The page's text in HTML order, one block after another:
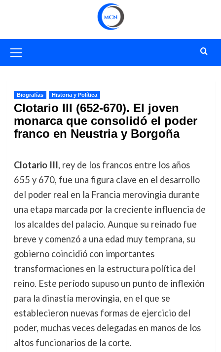
primario
Biografías Historia y Política
Clotario III (652-670). El joven
monarca que consolidó el poder
franco en Neustria y Borgoña
Clotario III, rey de los francos entre los años
655 y 670, fue una figura clave en el desarrollo
del poder real en la Francia merovingia durante
una etapa marcada por la creciente influencia de
los alcaldes del palacio. Aunque su reinado fue
breve y comenzó a una edad muy temprana, su
gobierno coincidió con importantes
transformaciones en la estructura política del
reino. Este período supuso un punto de inflexión
para la dinastía merovingia, en el que se
establecieron nuevas formas de ejercicio del
poder, muchas veces delegadas en manos de los
altos funcionarios de la corte.